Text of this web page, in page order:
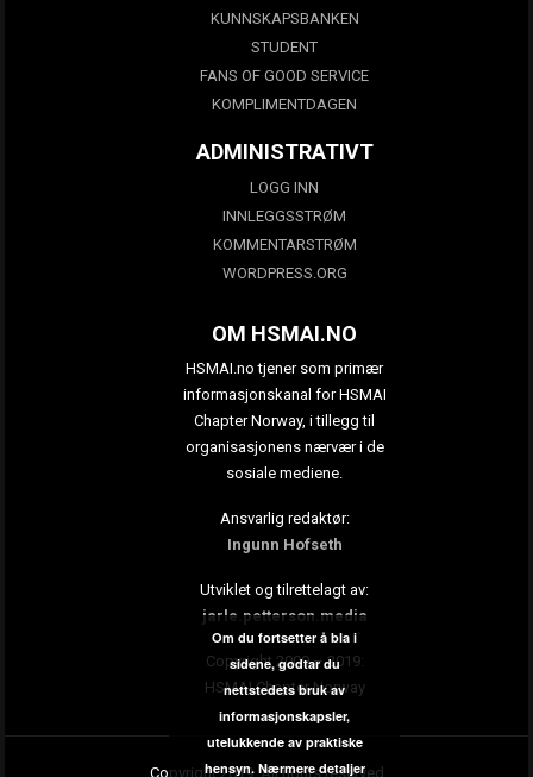
KUNNSKAPSBANKEN
STUDENT
FANS OF GOOD SERVICE
KOMPLIMENTDAGEN
ADMINISTRATIVT
LOGG INN
INNLEGGSSTRØM
KOMMENTARSTRØM
WORDPRESS.ORG
OM HSMAI.NO
HSMAI.no tjener som primær
informasjonskanal for HSMAI
Chapter Norway, i tillegg til
organisasjonens nærvær i de
sosiale mediene.
Ansvarlig redaktør:
Ingunn Hofseth
Utviklet og tilrettelagt av:
jarle.petterson.media
Copyright 2009 – 2019:
HSMAI Chapter Norway
Copyright 2019. All rights reserved
Om du fortsetter å bla i
sidene, godtar du
nettstedets bruk av
informasjonskapsler,
utelukkende av praktiske
hensyn. Nærmere detaljer